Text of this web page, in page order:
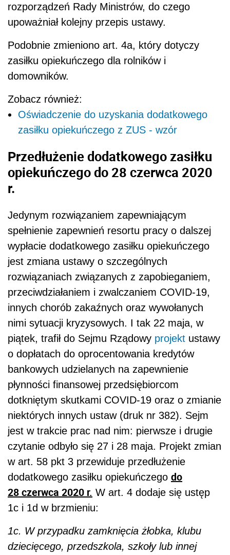
rozporządzeń Rady Ministrów, do czego
upoważniał kolejny przepis ustawy.
Podobnie zmieniono art. 4a, który dotyczy
zasiłku opiekuńczego dla rolników i
domowników.
Zobacz również:
Oświadczenie do uzyskania dodatkowego
zasiłku opiekuńczego z ZUS - wzór
Przedłużenie dodatkowego zasiłku
opiekuńczego do 28 czerwca 2020
r.
Jedynym rozwiązaniem zapewniającym
spełnienie zapewnień resortu pracy o dalszej
wypłacie dodatkowego zasiłku opiekuńczego
jest zmiana ustawy o szczególnych
rozwiązaniach związanych z zapobieganiem,
przeciwdziałaniem i zwalczaniem COVID-19,
innych chorób zakaźnych oraz wywołanych
nimi sytuacji kryzysowych. I tak 22 maja, w
piątek, trafił do Sejmu Rządowy projekt ustawy
o dopłatach do oprocentowania kredytów
bankowych udzielanych na zapewnienie
płynności finansowej przedsiębiorcom
dotkniętym skutkami COVID-19 oraz o zmianie
niektórych innych ustaw (druk nr 382). Sejm
jest w trakcie prac nad nim: pierwsze i drugie
czytanie odbyło się 27 i 28 maja. Projekt zmian
w art. 58 pkt 3 przewiduje przedłużenie
dodatkowego zasiłku opiekuńczego do
28 czerwca 2020 r. W art. 4 dodaje się ustęp
1c i 1d w brzmieniu:
1c. W przypadku zamknięcia żłobka, klubu
dziecięcego, przedszkola, szkoły lub innej